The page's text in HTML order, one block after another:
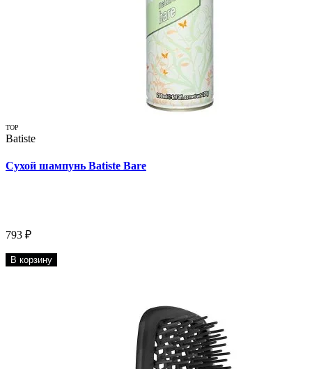
TOP
Batiste
Сухой шампунь Batiste Bare
793 ₽
В корзину